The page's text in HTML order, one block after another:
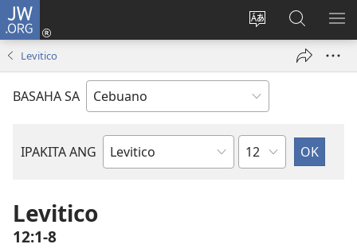
JW.ORG
Ilisi
pinulongan
sa
site
Log
ug
window)
Pangitaa
sa
JW.ORG
Levitico
BASAHA SA
IPAKITA ANG
Basahon
Kapitulo
Levitico
12:1-8